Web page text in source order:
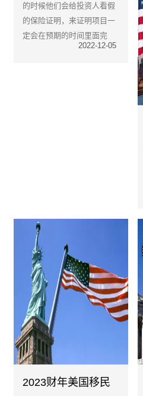
的时候他们会给投资人看假
的保险证明，来证明项目一
定会在预期的时间里面完
成，还没有建造好的项目
2022-12-05
2023财年美国移民